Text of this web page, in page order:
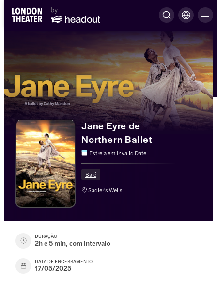
Jane Eyre de
Northern Ballet
Estreia em Invalid Date
Balé
Sadler's Wells
DURAÇÃO
2h e 5 min, com intervalo
DATA DE ENCERRAMENTO
17/05/2025